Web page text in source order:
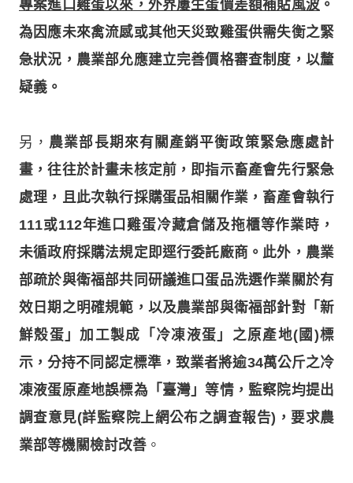
專案進口雞蛋以來，外界屢生蛋價差額補貼風波 。
為因應未來禽流感或其他天災致雞蛋供需失衡之緊
急狀況，農業部允應建立完善價格審查制度，以釐
疑義。
另， 農業部長期來有關產銷平衡政策緊急應處計
畫，往往於計畫未核定前，即指示畜產會先行緊急
處理，且此次執行採購蛋品相關作業，畜產會執行
111或112年進口雞蛋冷藏倉儲及拖櫃等作業時，
未循政府採購法規定即逕行委託廠商。此外，農業
部疏於與衛福部共同研議進口蛋品洗選作業關於有
效日期之明確規範，以及農業部與衛福部針對「新
鮮殼蛋」加工製成「冷凍液蛋」之原產地(國)標
示，分持不同認定標準，致業者將逾34萬公斤之冷
凍液蛋原產地誤標為「臺灣」等情，監察院均提出
調查意見(詳監察院上網公布之調查報告)，要求農
業部等機關檢討改善 。